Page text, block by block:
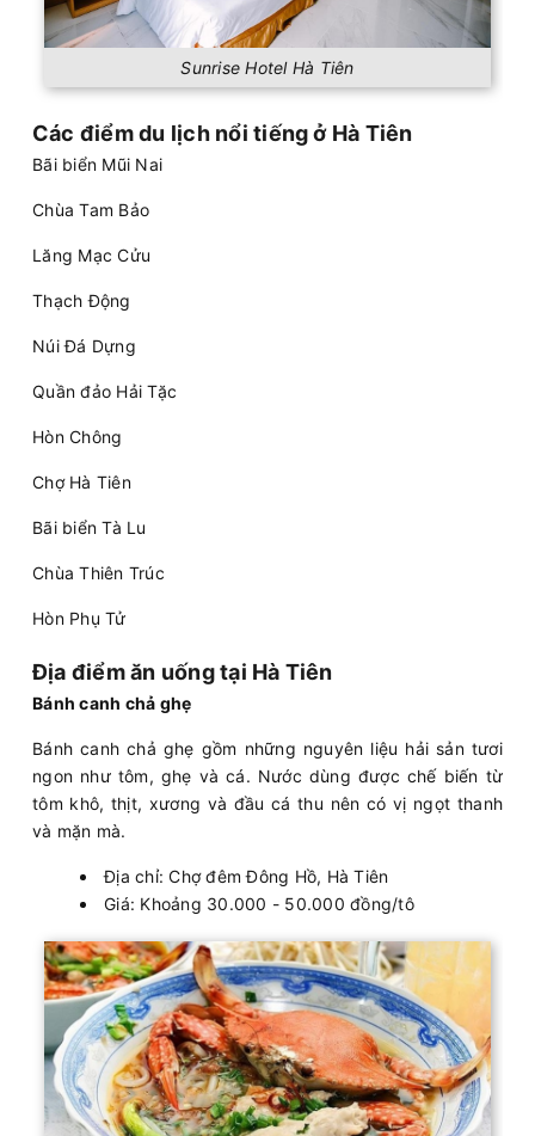
Sunrise Hotel Hà Tiên
Các điểm du lịch nổi tiếng ở Hà Tiên
Bãi biển Mũi Nai
Chùa Tam Bảo
Lăng Mạc Cửu
Thạch Động
Núi Đá Dựng
Quần đảo Hải Tặc
Hòn Chông
Chợ Hà Tiên
Bãi biển Tà Lu
Chùa Thiên Trúc
Hòn Phụ Tử
Địa điểm ăn uống tại Hà Tiên
Bánh canh chả ghẹ
Bánh canh chả ghẹ gồm những nguyên liệu hải sản tươi
ngon như tôm, ghẹ và cá. Nước dùng được chế biến từ
tôm khô, thịt, xương và đầu cá thu nên có vị ngọt thanh
và mặn mà.
Địa chỉ: Chợ đêm Đông Hồ, Hà Tiên
Giá: Khoảng 30.000 - 50.000 đồng/tô